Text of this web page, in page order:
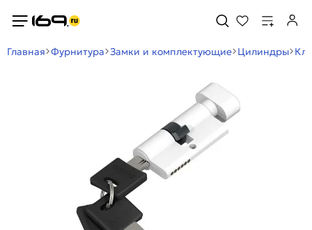
Главная Фурнитура Замки и комплектующие Цилиндры